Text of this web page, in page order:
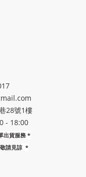
28號1樓
- 18:00
出貨服務 *
請見諒 *